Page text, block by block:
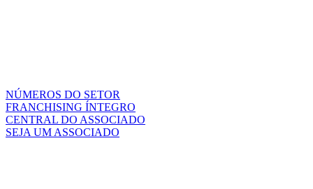
NÚMEROS DO SETOR
FRANCHISING ÍNTEGRO
CENTRAL DO ASSOCIADO
SEJA UM ASSOCIADO